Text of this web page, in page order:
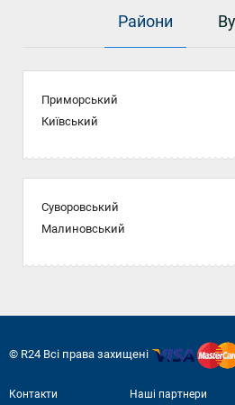
Райони
Приморський
Київський
Суворовський
Малиновський
© R24 Всі права захищені
Контакти Наші партнери